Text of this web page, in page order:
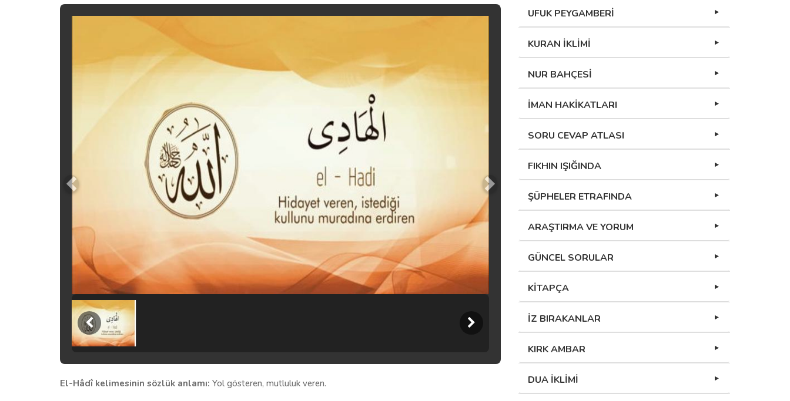
El-Hâdî kelimesinin sözlük anlamı: Yol gösteren, mutluluk veren.
UFUK PEYGAMBERİ
KURAN İKLİMİ
NUR BAHÇESİ
İMAN HAKİKATLARI
SORU CEVAP ATLASI
FIKHIN IŞIĞINDA
ŞÜPHELER ETRAFINDA
ARAŞTIRMA VE YORUM
GÜNCEL SORULAR
KİTAPÇA
İZ BIRAKANLAR
KIRK AMBAR
DUA İKLİMİ